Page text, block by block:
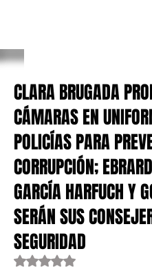
CLARA BRUGADA
CÁMARAS EN
POLICÍAS PARA
CORRUPCIÓN;
GARCÍA HARFUCH Y
SERÁN SUS
SEGURIDAD
Obtuvo NaN de 5